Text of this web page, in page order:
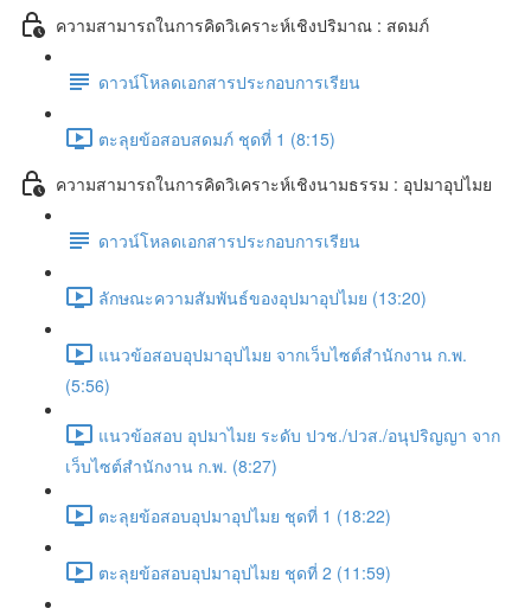
ความสามารถในการคิดวิเคราะห์เชิงปริมาณ : สดมภ์
ดาวน์โหลดเอกสารประกอบการเรียน
ตะลุยข้อสอบสดมภ์ ชุดที่ 1 (8:15)
ความสามารถในการคิดวิเคราะห์เชิงนามธรรม : อุปมาอุปไมย
ดาวน์โหลดเอกสารประกอบการเรียน
ลักษณะความสัมพันธ์ของอุปมาอุปไมย (13:20)
แนวข้อสอบอุปมาอุปไมย จากเว็บไซต์สำนักงาน ก.พ.
(5:56)
แนวข้อสอบ อุปมาไมย ระดับ ปวช./ปวส./อนุปริญญา จาก
เว็บไซต์สำนักงาน ก.พ. (8:27)
ตะลุยข้อสอบอุปมาอุปไมย ชุดที่ 1 (18:22)
ตะลุยข้อสอบอุปมาอุปไมย ชุดที่ 2 (11:59)